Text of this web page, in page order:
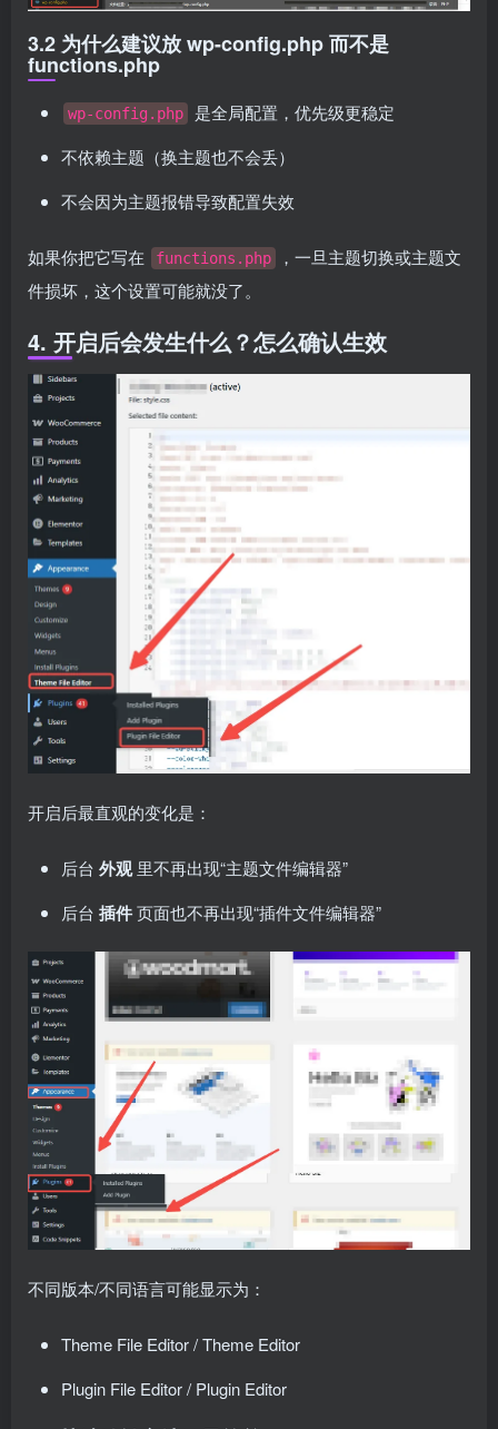
3.2 为什么建议放 wp-config.php 而不是
functions.php
wp-config.php
是全局配置，优先级更稳定
不依赖主题（换主题也不会丢）
不会因为主题报错导致配置失效
如果你把它写在 functions.php
，一旦主题切换或主题文
件损坏，这个设置可能就没了。
4. 开启后会发生什么？怎么确认生效
开启后最直观的变化是：
后台 外观里不再出现“主题文件编辑器”
后台 插件页面也不再出现“插件文件编辑器”
不同版本/不同语言可能显示为：
Theme File Editor / Theme Editor
Plugin File Editor / Plugin Editor